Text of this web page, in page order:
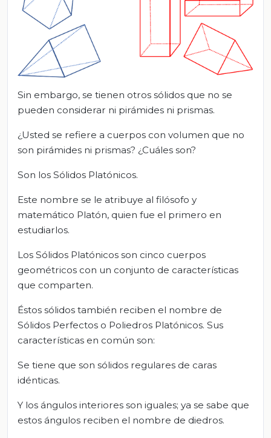
Sin embargo, se tienen otros sólidos que no se
pueden considerar ni pirámides ni prismas.
¿Usted se refiere a cuerpos con volumen que no
son pirámides ni prismas? ¿Cuáles son?
Son los Sólidos Platónicos.
Este nombre se le atribuye al filósofo y
matemático Platón, quien fue el primero en
estudiarlos.
Los Sólidos Platónicos son cinco cuerpos
geométricos con un conjunto de características
que comparten.
Éstos sólidos también reciben el nombre de
Sólidos Perfectos o Poliedros Platónicos. Sus
características en común son:
Se tiene que son sólidos regulares de caras
idénticas.
Y los ángulos interiores son iguales; ya se sabe que
estos ángulos reciben el nombre de diedros.